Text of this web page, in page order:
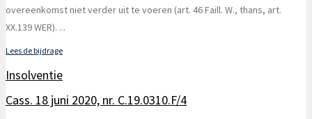
overeenkomst niet verder uit te voeren (art. 46 Faill. W., thans, art.
XX.139 WER). ...
Lees de bijdrage
Insolventie
Cass. 18 juni 2020, nr. C.19.0310.F/4